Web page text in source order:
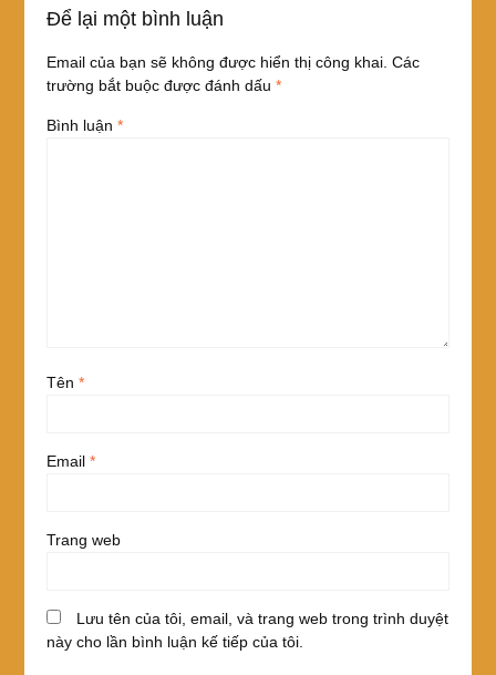
Để lại một bình luận
Email của bạn sẽ không được hiển thị công khai. Các
trường bắt buộc được đánh dấu *
Bình luận *
Tên *
Email *
Trang web
Lưu tên của tôi, email, và trang web trong trình duyệt
này cho lần bình luận kế tiếp của tôi.